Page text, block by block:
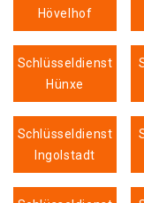
Hövelhof
Schlüsseldienst
Hünxe
Schlüsseldienst
Ingolstadt